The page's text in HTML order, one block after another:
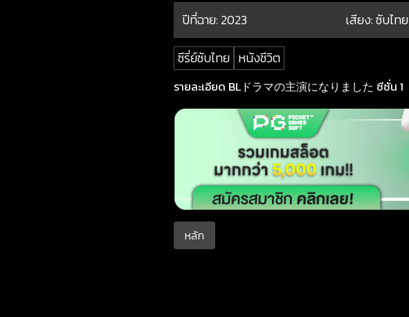
ปีที่ฉาย:2023 เสียง: ซับไทย
ซีรี่ย์ซับไทย หนังชีวิต
รายละเอียด BLドラマの主演になりました ซีซั่น 1
หลัก